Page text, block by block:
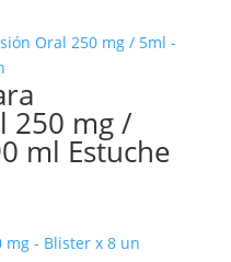
250 mg /
ml Estuche